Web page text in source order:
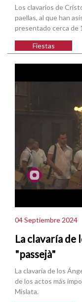
Los clavarios de
paellas, al que han
presentado cerca de
Fiestas
04 Septiembre 2024
La clavaría de
"passejà"
La clavaría de los
de los actos más
Mislata.